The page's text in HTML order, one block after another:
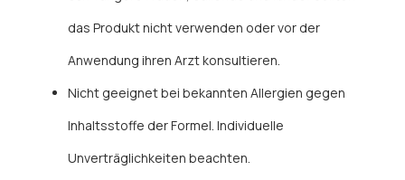
das Produkt nicht verwenden oder vor der
Anwendung ihren Arzt konsultieren.
Nicht geeignet bei bekannten Allergien gegen
Inhaltsstoffe der Formel. Individuelle
Unverträglichkeiten beachten.